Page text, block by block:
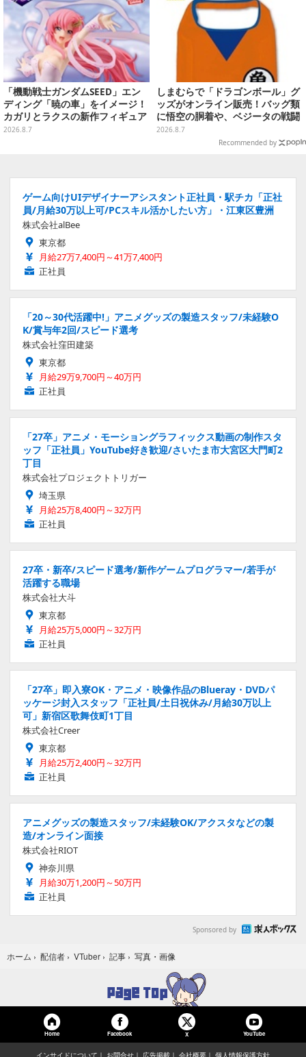
「機動戦士ガンダムSEED」エン
ディング「暁の車」をイメージ！
カガリとラクスの新作フィギュア
がプライズに
2026.8.7
しまむらで「ドラゴンボール」グ
ッズがオンライン販売！バッグ類
に悟空の胴着や、ベジータの戦闘
服を大胆デザイン
2026.8.7
Recommended by
ゲーム向けUIデザイナーアシスタント正社員・駅チカ「正社
員/月給30万以上可/PCスキル活かしたい方」・江東区豊洲
株式会社alBee
東京都
月給27万7,400円～41万7,400円
正社員
「20～30代活躍中!」アニメグッズの製造スタッフ/未経験O
K/賞与年2回/スピード選考
株式会社窪田建築
東京都
月給29万9,700円～40万円
正社員
「27卒」アニメ・モーショングラフィックス動画の制作スタ
ッフ「正社員」YouTube好き歓迎/さいたま市大宮区大門町2
丁目
株式会社プロジェクトトリガー
埼玉県
月給25万8,400円～32万円
正社員
27卒・新卒/スピード選考/新作ゲームプログラマー/若手が
活躍する職場
株式会社大斗
東京都
月給25万5,000円～32万円
正社員
「27卒」即入寮OK・アニメ・映像作品のBlueray・DVDパ
ッケージ封入スタッフ「正社員/土日祝休み/月給30万以上
可」新宿区歌舞伎町1丁目
株式会社Creer
東京都
月給25万2,400円～32万円
正社員
アニメグッズの製造スタッフ/未経験OK/アクスタなどの製
造/オンライン面接
株式会社RIOT
神奈川県
月給30万1,200円～50万円
正社員
Sponsored by
ホーム › 配信者 › VTuber › 記事 › 写真・画像
Home Facebook X YouTube
インサイドについて お問合せ 広告掲載 会社概要 個人情報保護方針